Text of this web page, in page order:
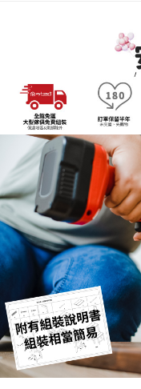
資料（包含姓名、電話或地
由本公司與您本人進行分期
3.完整用戶服務條款，請詳
是否繳費成功／繳費後需取
https://
１．透過由恩沛科技股份有
易，需依本服務之必要範圍
權轉讓予恩沛科技股份有限
２．關於個人資料處理事宜
https://aftee.tw/terms/#terms3
３．未成年的使用者請事先
「AFTEE先享後付」，若
任。
４．使用「AFTEE先享後
時審查核予不同之上限額度
請求用戶進行身份認證。
５．嚴禁一人註冊多個帳號
恩沛科技股份有限公司將